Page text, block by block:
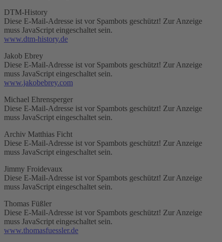
DTM-History
Diese E-Mail-Adresse ist vor Spambots geschützt! Zur Anzeige
muss JavaScript eingeschaltet sein.
www.dtm-history.de
Jakob Ebrey
Diese E-Mail-Adresse ist vor Spambots geschützt! Zur Anzeige
muss JavaScript eingeschaltet sein.
www.jakobebrey.com
Michael Ehrensperger
Diese E-Mail-Adresse ist vor Spambots geschützt! Zur Anzeige
muss JavaScript eingeschaltet sein.
Archiv Matthias Ficht
Diese E-Mail-Adresse ist vor Spambots geschützt! Zur Anzeige
muss JavaScript eingeschaltet sein.
Jimmy Froidevaux
Diese E-Mail-Adresse ist vor Spambots geschützt! Zur Anzeige
muss JavaScript eingeschaltet sein.
Thomas Füßler
Diese E-Mail-Adresse ist vor Spambots geschützt! Zur Anzeige
muss JavaScript eingeschaltet sein.
www.thomasfuessler.de